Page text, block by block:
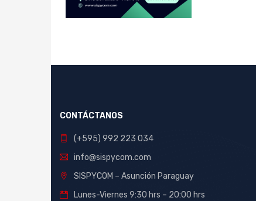
CONTÁCTANOS
(+595) 992 223 034
info@sispycom.com
SISPYCOM – Asunción Paraguay
Lunes-Viernes 9:30 hrs – 20:00 hrs